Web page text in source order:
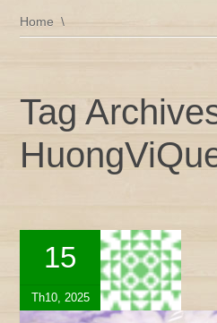
Home
Tag
15
Th10, 2025